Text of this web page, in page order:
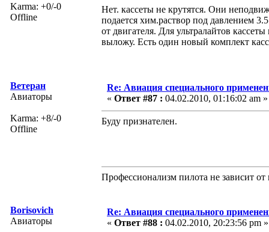
Karma: +0/-0
Offline
Нет. кассеты не крутятся. Они
подается хим.раствор под давлением
от двигателя. Для ультралайтов
выложу. Есть один новый комплект
Ветеран
Авиаторы
Karma: +8/-0
Offline
Re: Авиация специального
« Ответ #87 : 04.02.2010, 01:16:02 am »
Буду признателен.
Профессионализм пилота не зависит
Borisovich
Авиаторы
Re: Авиация специального
« Ответ #88 : 04.02.2010, 20:23:56 pm »